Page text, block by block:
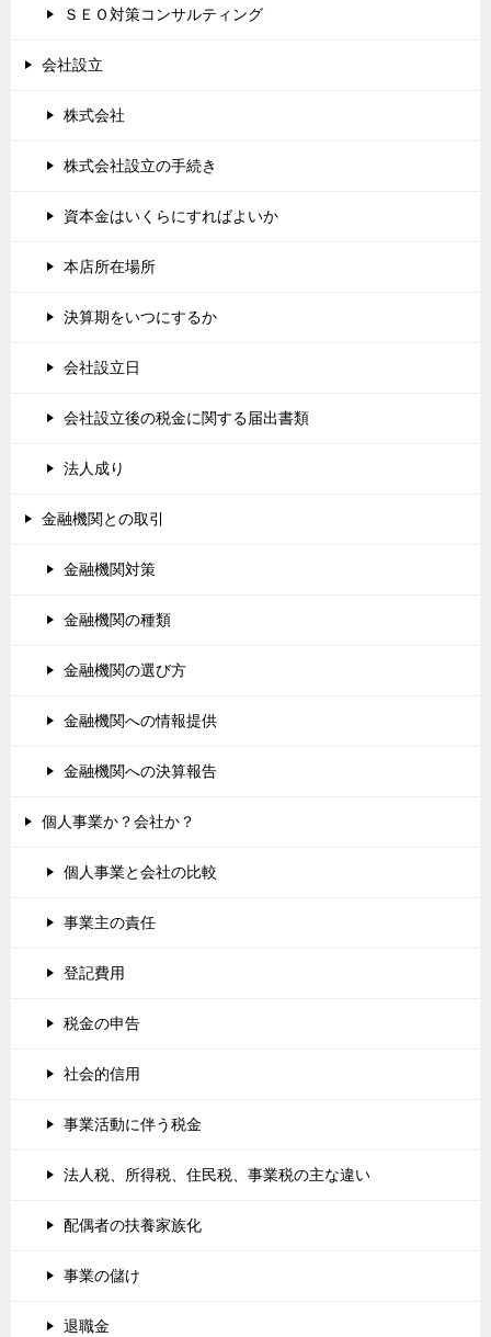
ＳＥＯ対策コンサルティング
会社設立
株式会社
株式会社設立の手続き
資本金はいくらにすればよいか
本店所在場所
決算期をいつにするか
会社設立日
会社設立後の税金に関する届出書類
法人成り
金融機関との取引
金融機関対策
金融機関の種類
金融機関の選び方
金融機関への情報提供
金融機関への決算報告
個人事業か？会社か？
個人事業と会社の比較
事業主の責任
登記費用
税金の申告
社会的信用
事業活動に伴う税金
法人税、所得税、住民税、事業税の主な違い
配偶者の扶養家族化
事業の儲け
退職金